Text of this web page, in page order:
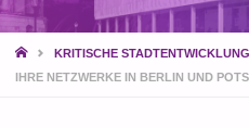
STARTKRITISCHE STADTENTWICKLUNG
IHRE NETZWERKE IN BERLIN UND